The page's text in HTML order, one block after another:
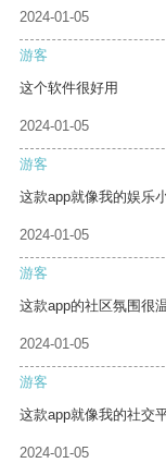
2024-01-05
游客
这个软件很好用
2024-01-05
游客
这款app就像我的娱乐
2024-01-05
游客
这款app的社区氛围很
2024-01-05
游客
这款app就像我的社交
2024-01-05